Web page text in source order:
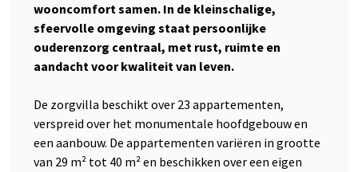
wooncomfort samen. In de kleinschalige,
sfeervolle omgeving staat persoonlijke
ouderenzorg centraal, met rust, ruimte en
aandacht voor kwaliteit van leven.
De zorgvilla beschikt over 23 appartementen,
verspreid over het monumentale hoofdgebouw en
een aanbouw. De appartementen variëren in grootte
van 29 m² tot 40 m² en beschikken over een eigen